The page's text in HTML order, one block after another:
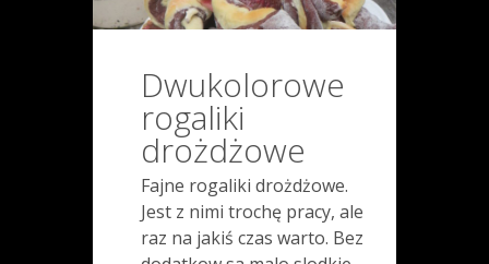
Dwukolorowe
rogaliki
drożdżowe
Fajne rogaliki drożdżowe.
Jest z nimi trochę pracy, ale
raz na jakiś czas warto. Bez